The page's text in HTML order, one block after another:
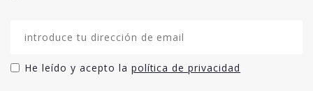
He leído y acepto la política de privacidad